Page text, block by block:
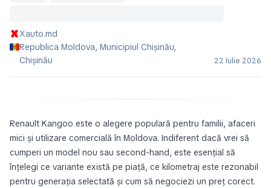
Xauto.md
Republica Moldova, Municipiul Chișinău,
Chișinău
22 Iulie 2026
Renault Kangoo este o alegere populară pentru familii, afaceri
mici și utilizare comercială în Moldova. Indiferent dacă vrei să
cumperi un model nou sau second-hand, este esențial să
înțelegi ce variante există pe piață, ce kilometraj este rezonabil
pentru generația selectată și cum să negociezi un preț corect.